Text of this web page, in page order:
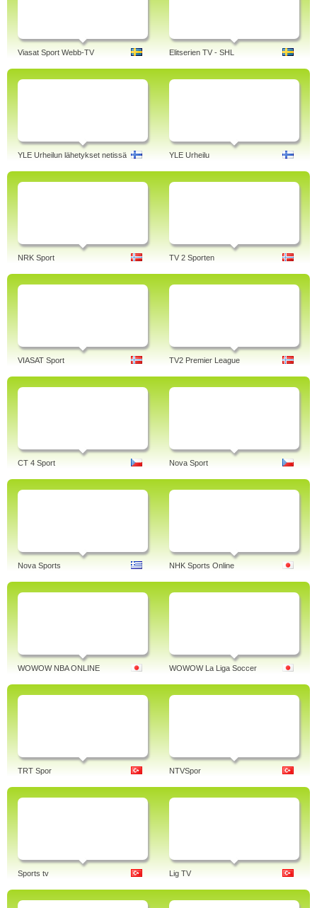
Viasat Sport Webb-TV Elitserien TV - SHL
YLE Urheilun lähetykset netissä YLE Urheilu
NRK Sport TV 2 Sporten
VIASAT Sport TV2 Premier League
CT 4 Sport Nova Sport
Nova Sports NHK Sports Online
WOWOW NBA ONLINE WOWOW La Liga Soccer
TRT Spor NTVSpor
Sports tv Lig TV